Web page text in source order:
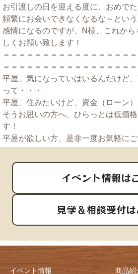
お引渡しの日を迎える度に、おめで
頻繁にお会いできなくなるな～とい
感情になるのですが、N様、これか
しくお願い致します！
＝＝＝＝＝＝＝＝＝＝＝＝＝＝＝＝
＝＝＝＝＝＝＝＝＝＝＝＝＝＝＝＝＝
平屋、気になっていはいるんだけど
って・・・
平屋、住みたいけど、資金（ローン）
そうお思いの方へ、ひらっとは低価
す！
平屋が欲しい方、是非一度お気軽にご
イベント情報は
見学＆相談受付
イベント情報 商品紹